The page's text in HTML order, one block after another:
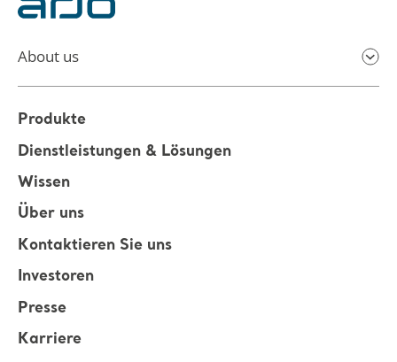
About us
Produkte
Dienstleistungen & Lösungen
Wissen
Über uns
Kontaktieren Sie uns
Investoren
Presse
Karriere